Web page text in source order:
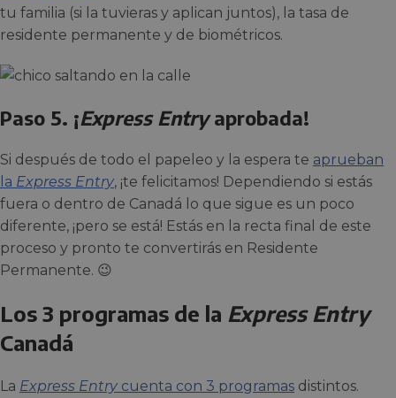
tu familia (si la tuvieras y aplican juntos), la tasa de
residente permanente y de biométricos.
Paso 5. ¡Express Entryaprobada!
Si después de todo el papeleo y la espera te aprueban
la Express Entry, ¡te felicitamos! Dependiendo si estás
fuera o dentro de Canadá lo que sigue es un poco
diferente, ¡pero se está! Estás en la recta final de este
proceso y pronto te convertirás en Residente
Permanente. 😉
Los 3 programas de la Express Entry
Canadá
La Express Entry cuenta con 3 programas distintos.